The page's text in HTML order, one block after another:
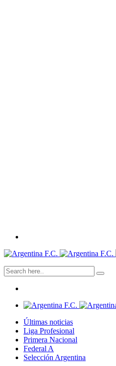
Últimas noticias
Liga Profesional
Primera Nacional
Federal A
Selección Argentina